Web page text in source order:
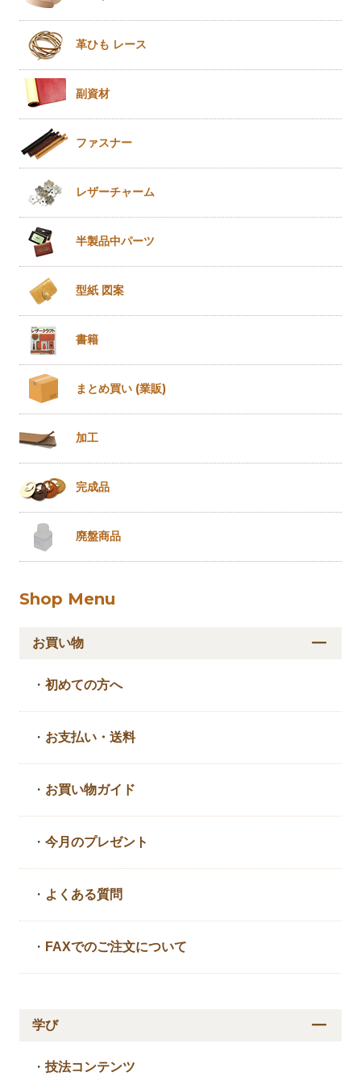
革ひも レース
副資材
ファスナー
レザーチャーム
半製品中パーツ
型紙 図案
書籍
まとめ買い (業販)
加工
完成品
廃盤商品
Shop Menu
お買い物
・初めての方へ
・ お支払い・送料
・ お買い物ガイド
・今月のプレゼント
・ よくある質問
・ FAXでのご注文について
学び
・技法コンテンツ